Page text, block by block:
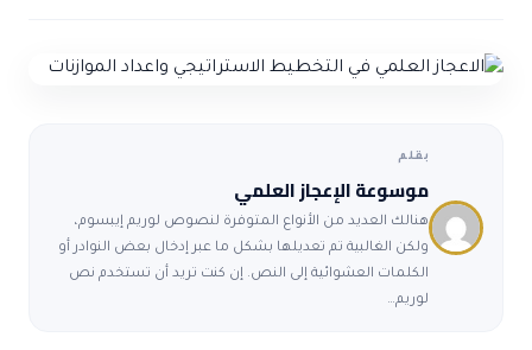
حول القراّن
بقلم
موسوعة الإعجاز العلمي
هنالك العديد من الأنواع المتوفرة لنصوص لوريم إيبسوم،
ولكن الغالبية تم تعديلها بشكل ما عبر إدخال بعض النوادر أو
الكلمات العشوائية إلى النص. إن كنت تريد أن تستخدم نص
لوريم…